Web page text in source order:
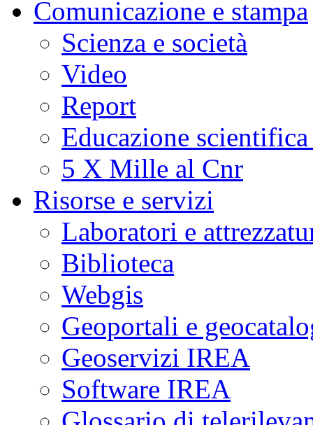
Comunicazione e stampa
Scienza e società
Video
Report
Educazione
5 X Mille al Cnr
Risorse e servizi
Laboratori e
Biblioteca
Webgis
Geoportali e
Geoservizi IREA
Software IREA